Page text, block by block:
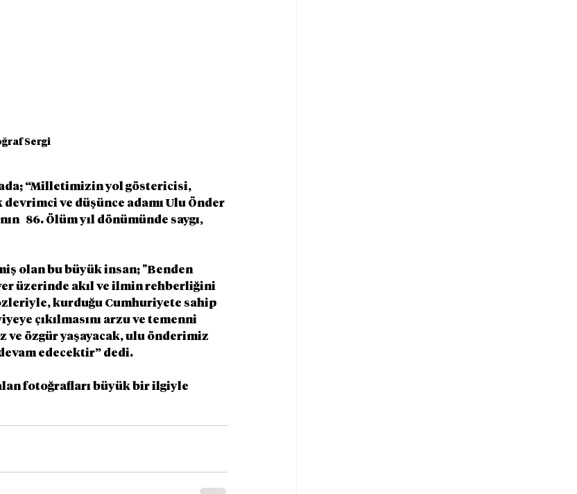
Sergi
“Milletimizin yol göstericisi,
ve düşünce adamı Ulu Önder
86. Ölüm yıl dönümünde saygı,
olan bu büyük insan; "Benden
üzerinde akıl ve ilmin rehberliğini
kurduğu Cumhuriyete sahip
çıkılmasını arzu ve temenni
ve özgür yaşayacak, ulu önderimiz
edecektir” dedi.
fotoğrafları büyük bir ilgiyle